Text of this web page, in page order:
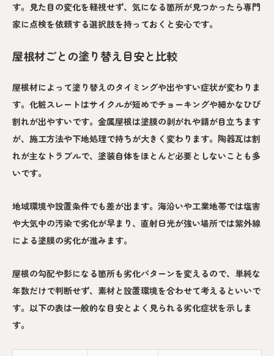
す。見た目の変化を軽視せず、気になる箇所が見つかったら専門
家に点検を依頼する選択肢を持っておくと安心です。
屋根材ごとの塗り替え目安と比較
屋根材によって塗り替えのタイミングや出やすい症状が変わりま
す。化粧スレートはサイクルが短めでチョーキングや細かなひび
割れが出やすいです。金属屋根は塗膜の剥がれや錆が目立ちます
が、施工方法や下地処理で持ちが大きく変わります。陶器瓦は割
れが主なトラブルで、塗装自体をほとんど必要としないことも多
いです。
地域環境や設置条件でも差が出ます。海沿いや工業地帯では塩害
や大気中の汚染で劣化が早まり、直射日光が強い場所では紫外線
による塗膜の劣化が進みます。
屋根の勾配や影になる箇所も劣化パターンを変えるので、単純な
年数だけで判断せず、素材と設置環境を合わせて考えるといいで
す。以下の表は一般的な目安とよく見られる劣化症状を示しま
す。